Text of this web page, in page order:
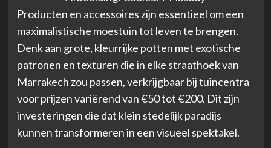
Producten en accessoires zijn essentieel om een
maximalistische moestuin tot leven te brengen.
Denk aan grote, kleurrijke potten met exotische
patronen en texturen die in elke straathoek van
Marrakech zou passen, verkrijgbaar bij tuincentra
voor prijzen variërend van €50 tot €200. Dit zijn
investeringen die dat klein stedelijk paradijs
kunnen transformeren in een visueel spektakel.